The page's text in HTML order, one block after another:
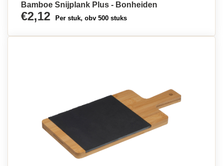
Bamboe Snijplank Plus - Bonheiden
€2,12 Per stuk, obv 500 stuks